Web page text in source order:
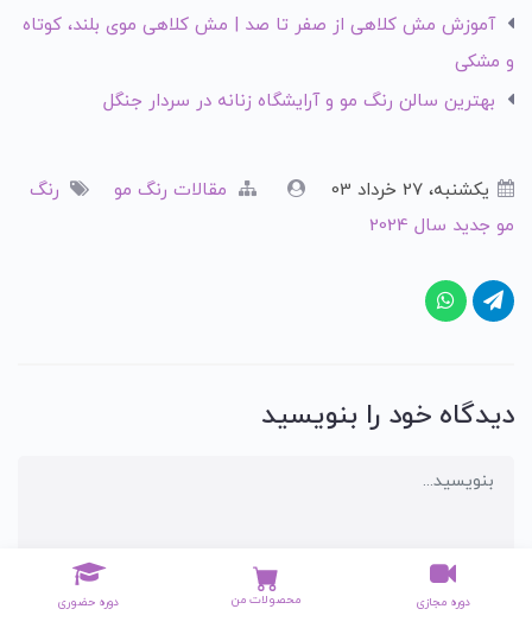
دوره مجازی محصولات من دوره حضوری
آموزش مش کلاهی از صفر تا صد | مش کلاهی موی بلند، کوتاه
و مشکی
بهترین سالن رنگ مو و آرایشگاه زنانه در سردار جنگل
یکشنبه، 27 خرداد 03 مقالات رنگ مو
رنگ
مو جدید سال 2024
دیدگاه خود را بنویسید